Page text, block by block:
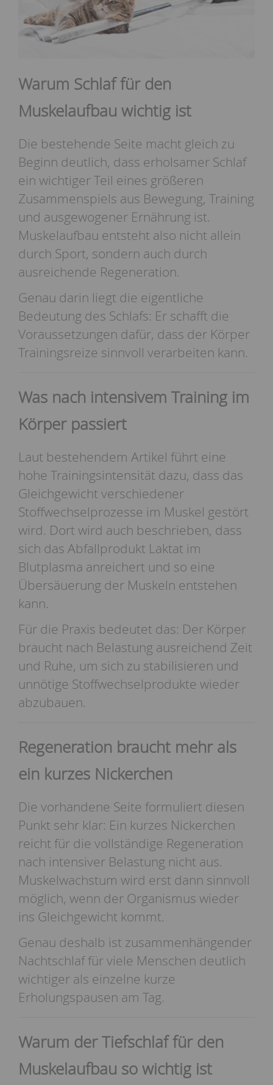
Warum Schlaf für den
Muskelaufbau wichtig ist
Die bestehende Seite macht gleich zu
Beginn deutlich, dass erholsamer Schlaf
ein wichtiger Teil eines größeren
Zusammenspiels aus Bewegung, Training
und ausgewogener Ernährung ist.
Muskelaufbau entsteht also nicht allein
durch Sport, sondern auch durch
ausreichende Regeneration.
Genau darin liegt die eigentliche
Bedeutung des Schlafs: Er schafft die
Voraussetzungen dafür, dass der Körper
Trainingsreize sinnvoll verarbeiten kann.
Was nach intensivem Training im
Körper passiert
Laut bestehendem Artikel führt eine
hohe Trainingsintensität dazu, dass das
Gleichgewicht verschiedener
Stoffwechselprozesse im Muskel gestört
wird. Dort wird auch beschrieben, dass
sich das Abfallprodukt Laktat im
Blutplasma anreichert und so eine
Übersäuerung der Muskeln entstehen
kann.
Für die Praxis bedeutet das: Der Körper
braucht nach Belastung ausreichend Zeit
und Ruhe, um sich zu stabilisieren und
unnötige Stoffwechselprodukte wieder
abzubauen.
Regeneration braucht mehr als
ein kurzes Nickerchen
Die vorhandene Seite formuliert diesen
Punkt sehr klar: Ein kurzes Nickerchen
reicht für die vollständige Regeneration
nach intensiver Belastung nicht aus.
Muskelwachstum wird erst dann sinnvoll
möglich, wenn der Organismus wieder
ins Gleichgewicht kommt.
Genau deshalb ist zusammenhängender
Nachtschlaf für viele Menschen deutlich
wichtiger als einzelne kurze
Erholungspausen am Tag.
Warum der Tiefschlaf für den
Muskelaufbau so wichtig ist